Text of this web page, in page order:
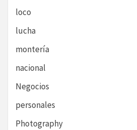
loco
lucha
montería
nacional
Negocios
personales
Photography